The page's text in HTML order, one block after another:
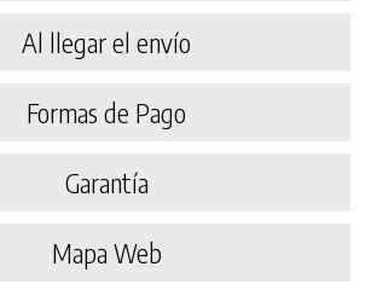
Al llegar el envío
Formas de Pago
Garantía
Mapa Web